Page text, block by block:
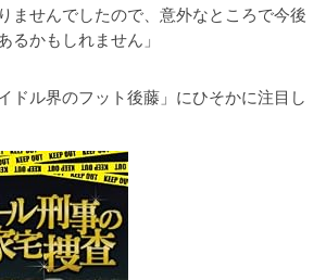
ませんでしたので、意外なところで今後
るかもしれません」
ドル界のフット後藤」にひそかに注目し